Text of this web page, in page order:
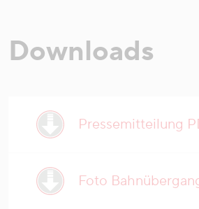
Downloads
Pressemitteilung
Foto